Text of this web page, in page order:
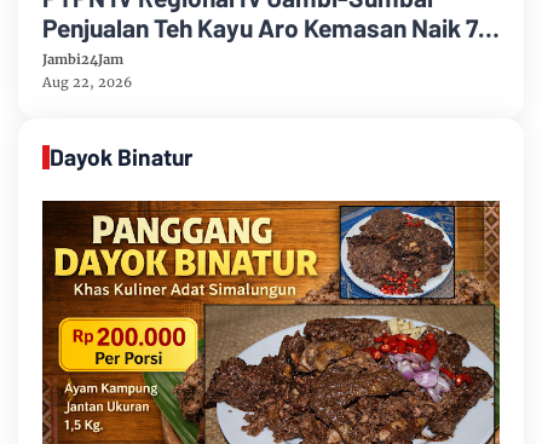
Penjualan Teh Kayu Aro Kemasan Naik 7
Persen Semester Pertama Tahun 2026
Jambi24Jam
Aug 22, 2026
Dayok Binatur